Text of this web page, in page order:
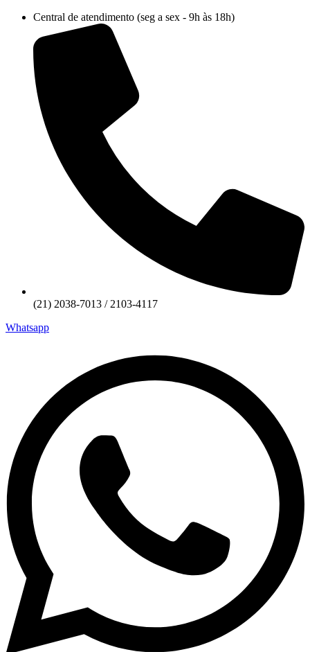
conteúdo
Central de atendimento (seg a sex - 9h às 18h)
(21) 2038-7013 / 2103-4117
Whatsapp